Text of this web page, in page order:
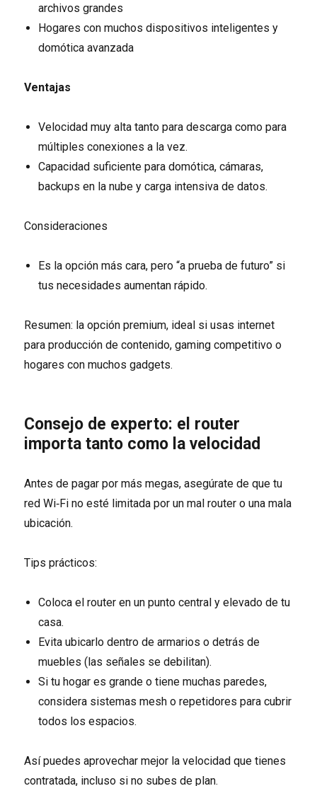
archivos grandes
Hogares con muchos dispositivos inteligentes y
domótica avanzada
Ventajas
Velocidad muy alta tanto para descarga como para
múltiples conexiones a la vez.
Capacidad suficiente para domótica, cámaras,
backups en la nube y carga intensiva de datos.
Consideraciones
Es la opción más cara, pero “a prueba de futuro” si
tus necesidades aumentan rápido.
Resumen: la opción premium, ideal si usas internet
para producción de contenido, gaming competitivo o
hogares con muchos gadgets.
Consejo de experto: el router
importa tanto como la velocidad
Antes de pagar por más megas, asegúrate de que tu
red Wi‑Fi no esté limitada por un mal router o una mala
ubicación.
Tips prácticos:
Coloca el router en un punto central y elevado de tu
casa.
Evita ubicarlo dentro de armarios o detrás de
muebles (las señales se debilitan).
Si tu hogar es grande o tiene muchas paredes,
considera sistemas mesh o repetidores para cubrir
todos los espacios.
Así puedes aprovechar mejor la velocidad que tienes
contratada, incluso si no subes de plan.